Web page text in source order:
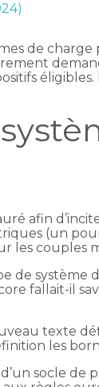
de
éligibles.
afin
(un
les couples
de système
fallait-il
texte
les
socle de